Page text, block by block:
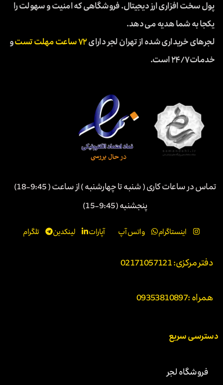
پول سخت افزاری ارز دیجیتال. فروشگاهی که امنیت و سهولت را
یکجا به شما هدیه می دهد.
لجرهای خریداری شده از تهران لجر دارای۷۲ ساعت مهلت تست
و
خدمات ۲۴/۷ است.
تماس در ساعات کاری ( شنبه تا چهارشنبه ) از ساعت ( 9:45-18)
پنجشنبه (9:45-15)
اینستاگرام واتس آپ آپارات لینکدین تلگرام
دفتر مرکزی: 02171057121
همراه :09353810897
دسترسی سریع
فروشگاه لجر